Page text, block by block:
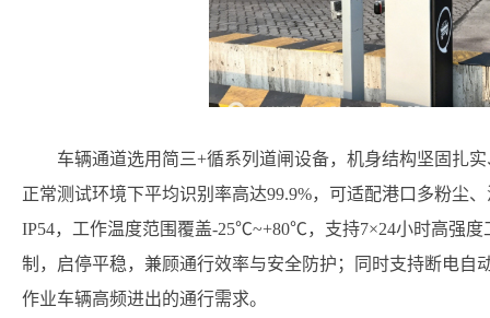
车辆通道选用简三+循系列道闸设备，机身结构坚固扎
正常测试环境下平均识别率高达99.9%，可适配港口多粉尘
IP54，工作温度范围覆盖-25℃~+80℃，支持7×24小时高强
制，启停平稳，兼顾通行效率与安全防护；同时支持断电自
作业车辆高频进出的通行需求。